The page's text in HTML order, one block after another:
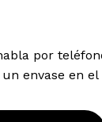
por
envase en el